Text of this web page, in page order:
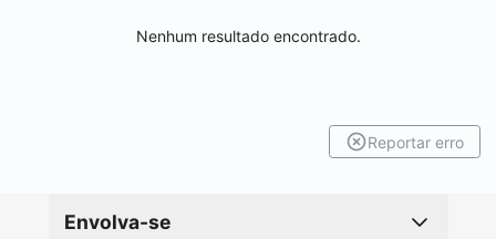
Nenhum resultado encontrado.
Reportar erro
Envolva-se